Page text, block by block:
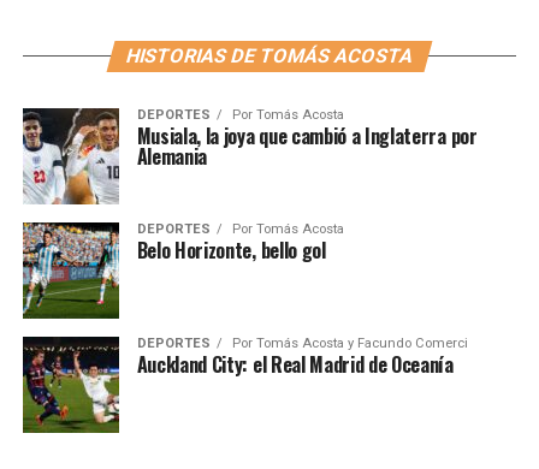
HISTORIAS DE TOMÁS ACOSTA
DEPORTES Por Tomás Acosta
Musiala, la joya que cambió a Inglaterra por
Alemania
DEPORTES Por Tomás Acosta
Belo Horizonte, bello gol
DEPORTES Por Tomás Acosta y Facundo Comerci
Auckland City: el Real Madrid de Oceanía